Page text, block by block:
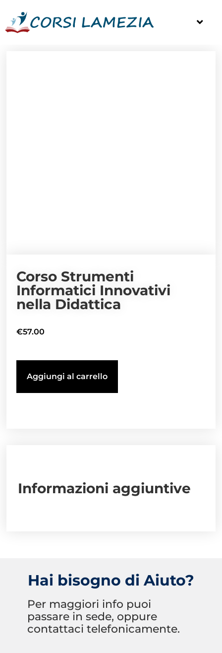
Corso Strumenti
Informatici Innovativi
nella Didattica
€57.00
Aggiungi al carrello
Informazioni aggiuntive
Hai bisogno di Aiuto?
Per maggiori info puoi
passare in sede, oppure
contattaci telefonicamente.